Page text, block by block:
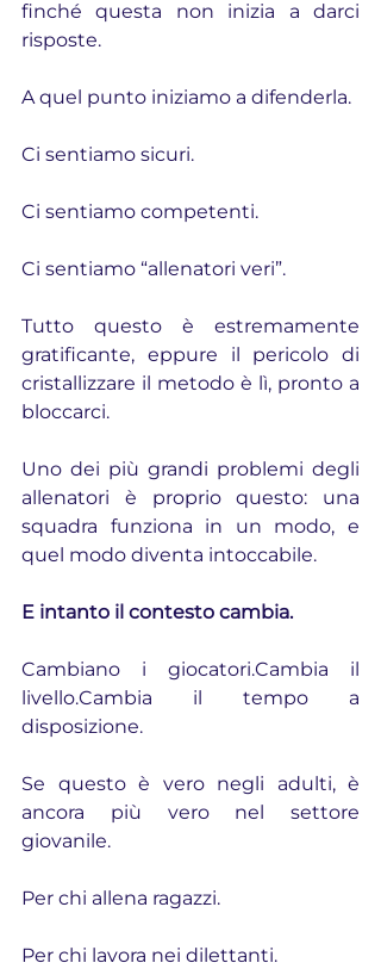
finché questa non inizia a darci
risposte.
A quel punto iniziamo a difenderla.
Ci sentiamo sicuri.
Ci sentiamo competenti.
Ci sentiamo “allenatori veri”.
Tutto questo è estremamente
gratificante, eppure il pericolo di
cristallizzare il metodo è lì, pronto a
bloccarci.
Uno dei più grandi problemi degli
allenatori è proprio questo: una
squadra funziona in un modo, e
quel modo diventa intoccabile.
E intanto il contesto cambia.
Cambiano i giocatori.Cambia il
livello.Cambia il tempo a
disposizione.
Se questo è vero negli adulti, è
ancora più vero nel settore
giovanile.
Per chi allena ragazzi.
Per chi lavora nei dilettanti.